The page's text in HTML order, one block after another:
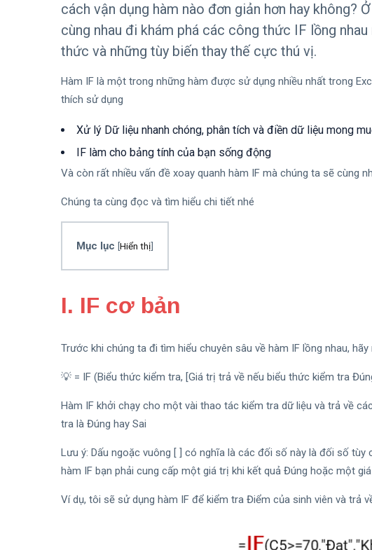
cách vận dụng hàm nào đơn giản hơn hay không?
cùng nhau đi khám phá các công thức IF lồng
thức và những tùy biến thay thế cực thú vị.
Hàm IF là một trong những hàm được sử dụng nhiều nhất trong
thích sử dụng
Xử lý Dữ liệu nhanh chóng, phân tích và điền dữ liệu mong
IF làm cho bảng tính của bạn sống động
Và còn rất nhiều vấn đề xoay quanh hàm IF mà chúng ta sẽ cùng
Chúng ta cùng đọc và tìm hiểu chi tiết nhé
Mục lục [Hiển thị]
I. IF cơ bản
Trước khi chúng ta đi tìm hiểu chuyên sâu về hàm IF lồng nhau,
💡 = IF (Biểu thức kiểm tra, [Giá trị trả về nếu biểu thức kiểm tra
Hàm IF khởi chạy cho một vài thao tác kiểm tra dữ liệu và trả về
tra là Đúng hay Sai
Lưu ý: Dấu ngoặc vuông [ ] có nghĩa là các đối số này là đối số
hàm IF bạn phải cung cấp một giá trị khi kết quả Đúng hoặc một
Ví dụ, tôi sẽ sử dụng hàm IF để kiểm tra Điểm của sinh viên và trả